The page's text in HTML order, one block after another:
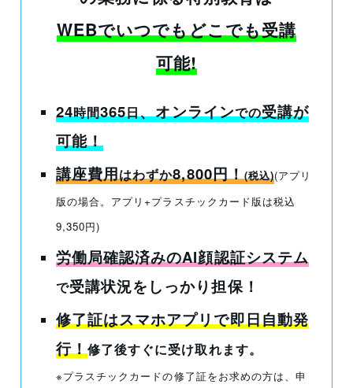
WEBでいつでもどこでも受講
可能!
24時間365日、オンラインでの受講が
可能！
講座費用はわずか8,800円！(税込)(アプリ
版の場合。アプリ+プラスチックカード版は税込
9,350円)
労働局確認済みのAI顔認証システム
で受講状況をしっかり担保！
修了証はスマホアプリで即日自動発
行！修了後すぐに受け取れます。
※プラスチックカードの修了証をお求めの方は、申